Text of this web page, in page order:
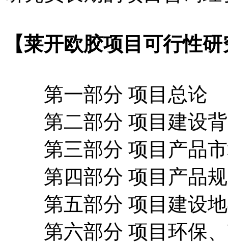
【莱开欧胶项目可行性
第一部分 项目总论
第二部分 项目建设背
第三部分 项目产品市
第四部分 项目产品规
第五部分 项目建设地
第六部分 项目环保、